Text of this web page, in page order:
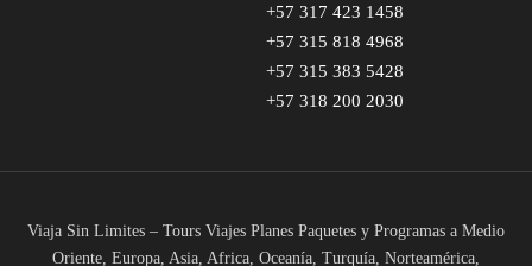
+57 317 423 1458
+57 315 818 4968
+57 315 383 5428
+57 318 200 2030
Viaja Sin Limites – Tours Viajes Planes Paquetes y Programas a Medio
Oriente, Europa, Asia, Africa, Oceanía, Turquía, Norteamérica,